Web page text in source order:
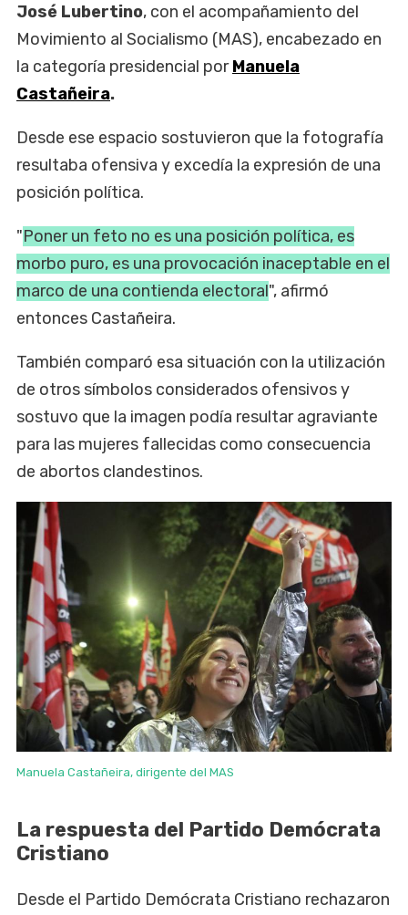
José Lubertino, con el acompañamiento del
Movimiento al Socialismo (MAS), encabezado en
la categoría presidencial porManuela
Castañeira.
Desde ese espacio sostuvieron que la fotografía
resultaba ofensiva y excedía la expresión de una
posición política.
"Poner un feto no es una posición política, es
morbo puro, es una provocación inaceptable en el
marco de una contienda electoral", afirmó
entonces Castañeira.
También comparó esa situación con la utilización
de otros símbolos considerados ofensivos y
sostuvo que la imagen podía resultar agraviante
para las mujeres fallecidas como consecuencia
de abortos clandestinos.
Manuela Castañeira, dirigente del MAS
La respuesta del Partido Demócrata
Cristiano
Desde el Partido Demócrata Cristiano rechazaron